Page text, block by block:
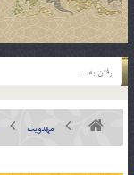
مهدویت